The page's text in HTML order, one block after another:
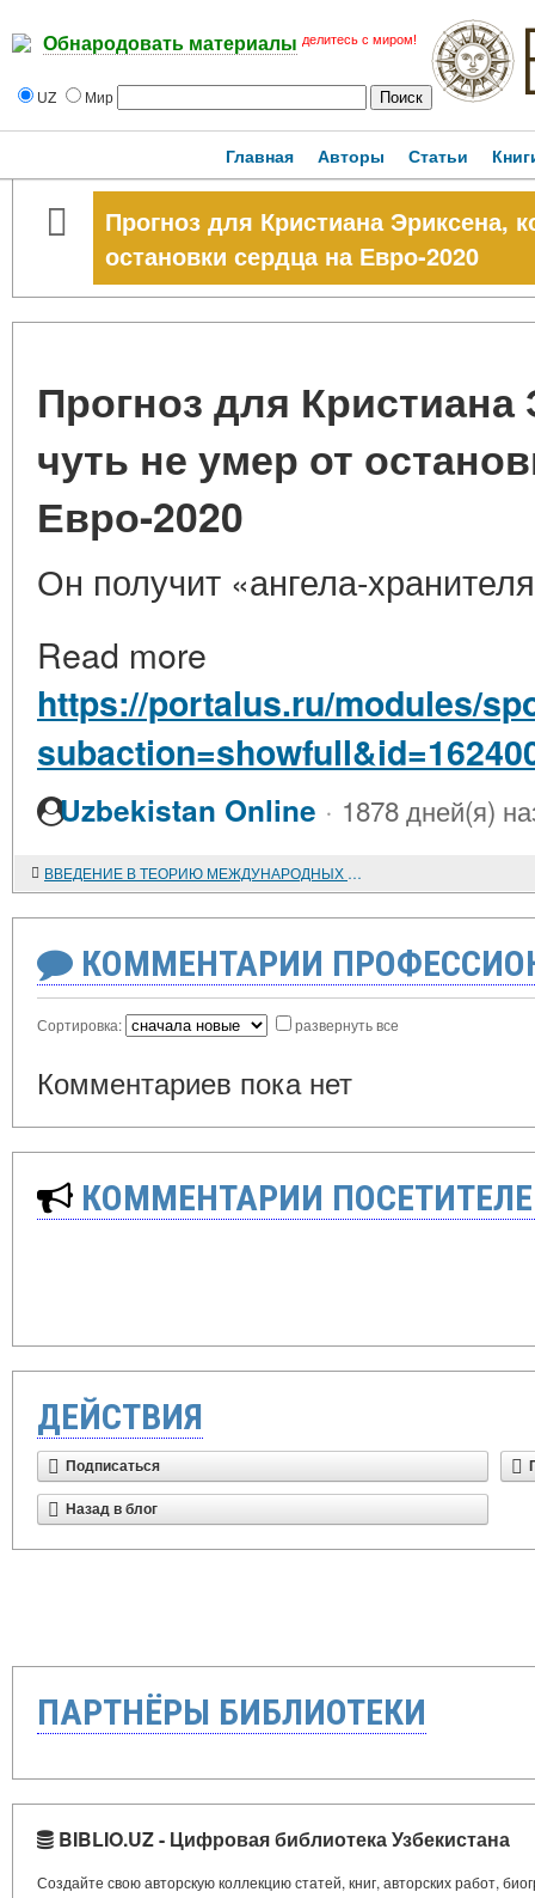
Обнародовать материалы делитесь с миром!
UZ Мир
Главная Авторы Статьи
Прогноз для Кристиана Эриксена,
остановки сердца на Евро-2020
Прогноз для
чуть не умер от
Евро-2020
Он получит «ангела-
Read more
https://portalus.ru/modules/
Uzbekistan Online · 1878 дней(я)
ВВЕДЕНИЕ В ТЕОРИЮ МЕЖДУНАРОДНЫХ ОТНОШЕНИЙ. Учебное пособие. М., 2001
КОММЕНТАРИИ
Сортировка: развернуть все
Комментариев пока нет
КОММЕНТАРИИ
ДЕЙСТВИЯ
Подписаться
Назад в блог
ПАРТНЁРЫ БИБЛИОТЕКИ
BIBLIO.UZ - Цифровая библиотека Узбекистана
Создайте свою авторскую коллекцию статей, книг, авторских работ,